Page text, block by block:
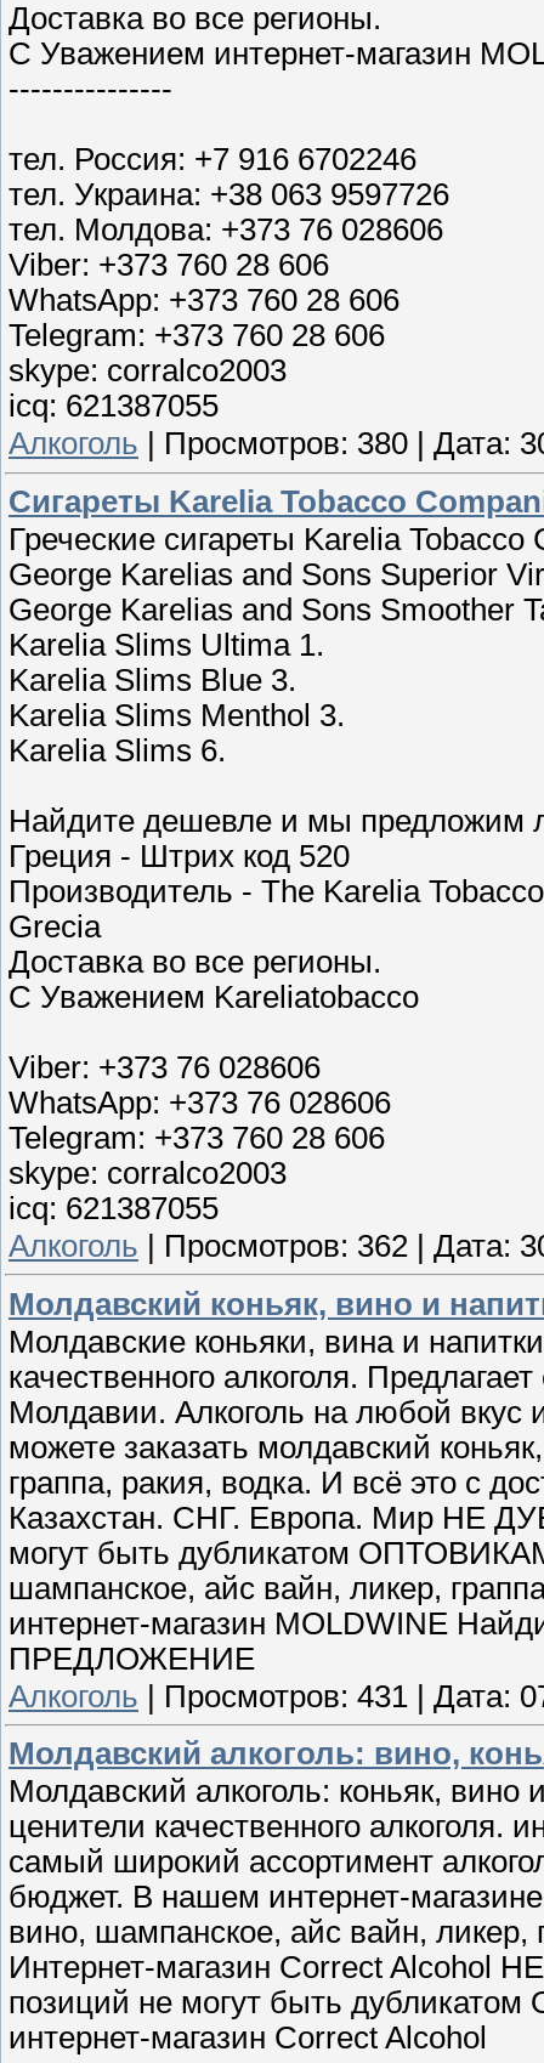
Доставка во все регионы.
С Уважением интернет-магазин
---------------
тел. Россия: +7 916 6702246
тел. Украина: +38 063 9597726
тел. Молдова: +373 76 028606
Viber: +373 760 28 606
WhatsApp: +373 760 28 606
Telegram: +373 760 28 606
skype: corralco2003
icq: 621387055
Алкоголь
Просмотров: 380 Дата:
Сигареты Karelia Tobacco
Греческие сигареты Karelia Tobacco
George Karelias and Sons Superior
George Karelias and Sons Smoother
Karelia Slims Ultima 1.
Karelia Slims Blue 3.
Karelia Slims Menthol 3.
Karelia Slims 6.
Найдите дешевле и мы предложим
Греция - Штрих код 520
Производитель - The Karelia
Grecia
Доставка во все регионы.
С Уважением Kareliatobacco
Viber: +373 76 028606
WhatsApp: +373 76 028606
Telegram: +373 760 28 606
skype: corralco2003
icq: 621387055
Алкоголь
Просмотров: 362 Дата:
Молдавский коньяк, вино и
Молдавские коньяки, вина и
качественного алкоголя.
Молдавии. Алкоголь на любой
можете заказать молдавский
граппа, ракия, водка. И всё это с
Казахстан. СНГ. Европа. Мир НЕ
могут быть дубликатом
шампанское, айс вайн, ликер,
интернет-магазин MOLDWINE
ПРЕДЛОЖЕНИЕ
Алкоголь | Просмотров: 431 | Дата:
Молдавский алкоголь: вино,
Молдавский алкоголь: коньяк,
ценители качественного алкоголя.
самый широкий ассортимент
бюджет. В нашем интернет-
вино, шампанское, айс вайн, ликер,
Интернет-магазин Correct Alcohol
позиций не могут быть
интернет-магазин Correct Alcohol